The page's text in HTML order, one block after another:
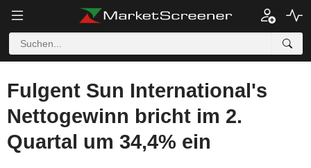
Fulgent Sun International's
Nettogewinn bricht im 2.
Quartal um 34,4% ein